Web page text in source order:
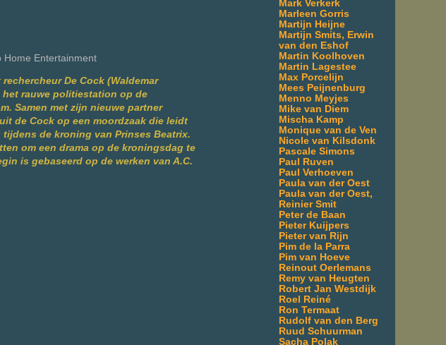
Mark Verkerk
Marleen Gorris
Martijn Heijne
Martijn Smits, Erwin
van den Eshof
Martin Koolhoven
Martin Lagestee
Max Porcelijn
Mees Peijnenburg
Menno Meyjes
Mike van Diem
Mischa Kamp
Monique van de Ven
Nicole van Kilsdonk
Pascale Simons
Paul Ruven
Paul Verhoeven
Paula van der Oest
Paula van der Oest,
Reinier Smit
Peter de Baan
Pieter Kuijpers
Pieter van Rijn
Pim de la Parra
Pim van Hoeve
Reinout Oerlemans
Remy van Heugten
Robert Jan Westdijk
Roel Reiné
Ron Termaat
Rudolf van den Berg
Ruud Schuurman
Sacha Polak
Home Entertainment
De Cock (Waldemar
rauwe politiestation op de
Samen met zijn nieuwe partner
de Cock op een moordzaak die leidt
de kroning van Prinses Beatrix.
om een drama op de kroningsdag te
is gebaseerd op de werken van A.C.